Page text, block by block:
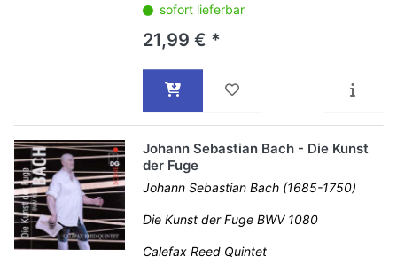
sofort lieferbar
21,99 € *
Johann Sebastian Bach - Die Kunst
der Fuge
Johann Sebastian Bach (1685-1750)
Die Kunst der Fuge BWV 1080
Calefax Reed Quintet